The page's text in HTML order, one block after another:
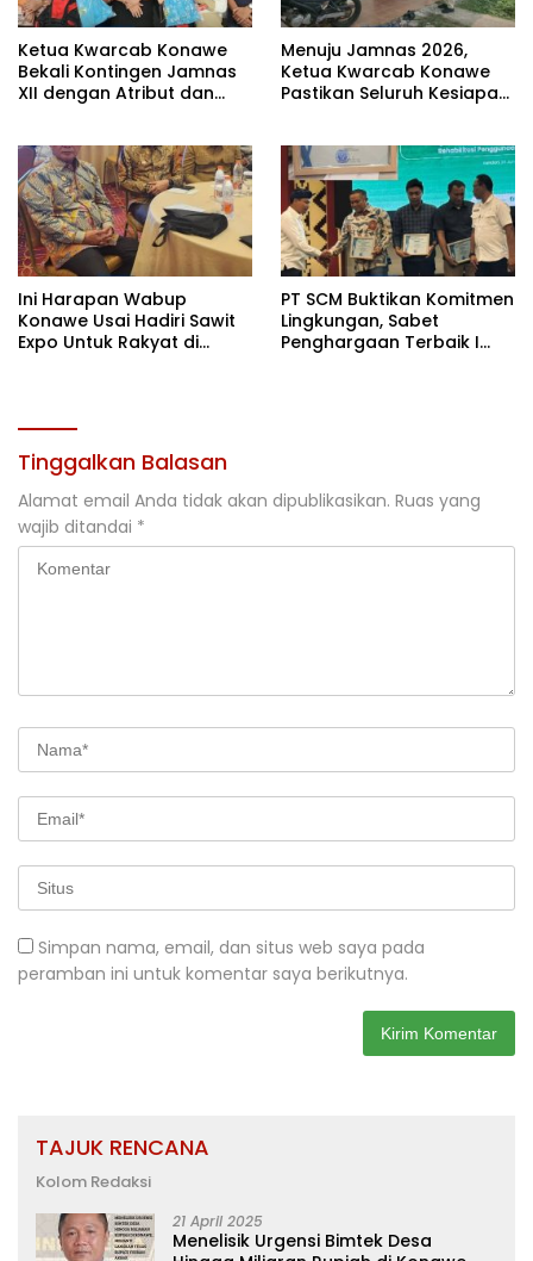
Ketua Kwarcab Konawe
Bekali Kontingen Jamnas
XII dengan Atribut dan
Menuju Jamnas 2026,
Ketua Kwarcab Konawe
Pastikan Seluruh Kesiapan
Ini Harapan Wabup
Konawe Usai Hadiri Sawit
Expo Untuk Rakyat di
PT SCM Buktikan Komitmen
Lingkungan, Sabet
Penghargaan Terbaik I
Tinggalkan Balasan
Alamat email Anda tidak akan dipublikasikan. Ruas yang
wajib ditandai *
Simpan nama, email, dan situs web saya pada
peramban ini untuk komentar saya berikutnya.
TAJUK RENCANA
Kolom Redaksi
21 April 2025
Menelisik Urgensi Bimtek Desa